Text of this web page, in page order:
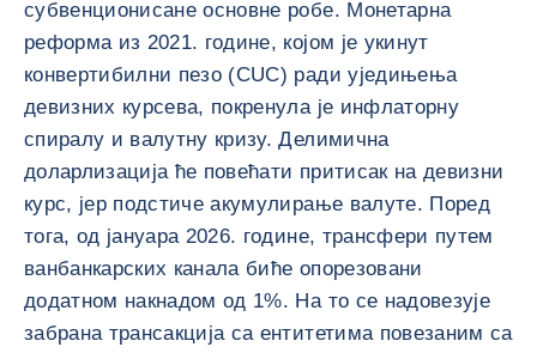
субвенционисане основне робе. Монетарна
реформа из 2021. године, којом је укинут
конвертибилни пезо (CUC) ради уједињења
девизних курсева, покренула је инфлаторну
спиралу и валутну кризу. Делимична
доларлизација ће повећати притисак на девизни
курс, јер подстиче акумулирање валуте. Поред
тога, од јануара 2026. године, трансфери путем
ванбанкарских канала биће опорезовани
додатном накнадом од 1%. На то се надовезује
забрана трансакција са ентитетима повезаним са